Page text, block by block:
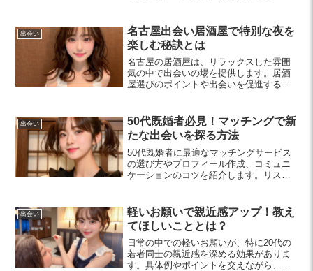
出会い
名古屋出会い居酒屋で特別な夜を
楽しむ秘訣とは
名古屋の居酒屋は、リラックスした雰囲
気の中で出会いの場を提供します。居酒
屋選びのポイントや出会いを促進するア
です。
出会い
50代既婚者必見！マッチングで新
たな出会いを探る方法
50代既婚者に最適なマッチングサービス
の選び方やプロフィール作成、コミュニ
ケーションのコツを紹介します。リスク
出会い
軽いお願いで親近感アップ！教え
てほしいこととは？
日常の中での軽いお願いが、特に20代の
若者同士の親近感を深める効果がありま
す。具体例やポイントを交えながら、気